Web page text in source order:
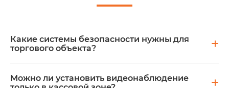
Какие системы безопасности нужны для
торгового объекта?
Можно ли установить видеонаблюдение